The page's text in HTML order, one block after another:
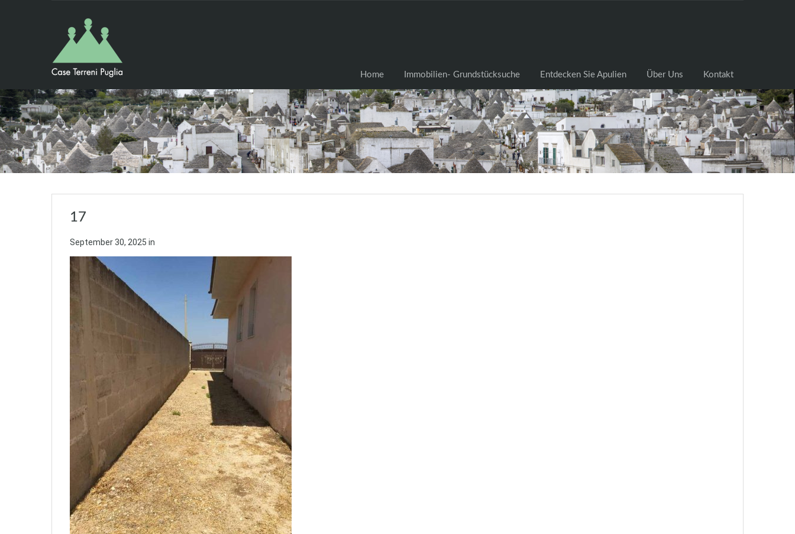
Home Immobilien- Grundstücksuche Entdecken Sie Apulien Über Uns Kontakt
17
September 30, 2025 in